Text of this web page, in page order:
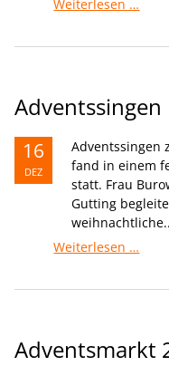
Weiterlesen …
Adventssingen
16
DEZ
Adventssingen
fand in einem
statt. Frau
Gutting
Weiterlesen …
Adventsmarkt